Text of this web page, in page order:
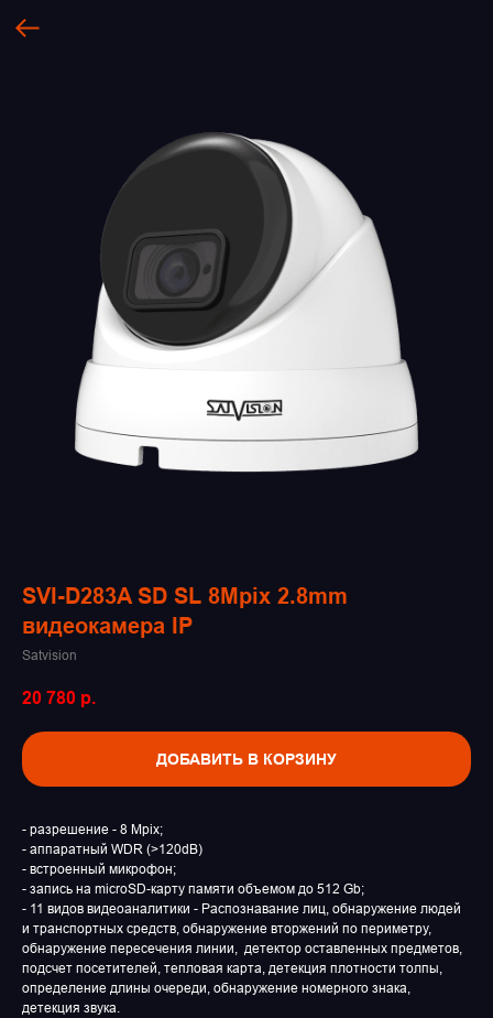
SVI-D283A SD SL 8Mpix 2.8mm
видеокамера IP
Satvision
20 780 р.
ДОБАВИТЬ В КОРЗИНУ
- разрешение - 8 Mpix;
- аппаратный WDR (>120dB)
- встроенный микрофон;
- запись на microSD-карту памяти объемом до 512 Gb;
- 11 видов видеоаналитики - Распознавание лиц, обнаружение людей
и транспортных средств, обнаружение вторжений по периметру,
обнаружение пересечения линии, детектор оставленных предметов,
подсчет посетителей, тепловая карта, детекция плотности толпы,
определение длины очереди, обнаружение номерного знака,
детекция звука.